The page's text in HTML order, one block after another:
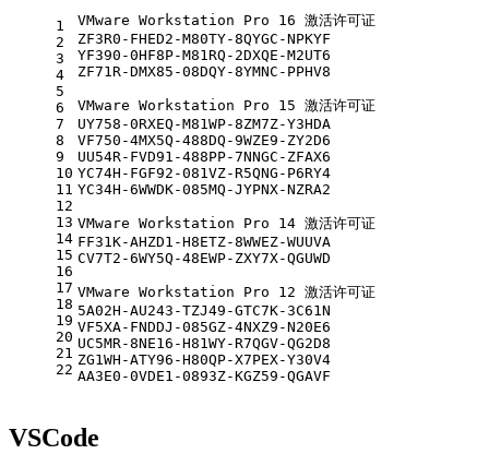
1
2
3
4
5
6
7
8
9
10
11
12
13
14
15
16
17
18
19
20
21
22
VMware Workstation Pro 16 激活许可证
ZF3R0-FHED2-M80TY-8QYGC-NPKYF
YF390-0HF8P-M81RQ-2DXQE-M2UT6
ZF71R-DMX85-08DQY-8YMNC-PPHV8
VMware Workstation Pro 15 激活许可证
UY758-0RXEQ-M81WP-8ZM7Z-Y3HDA
VF750-4MX5Q-488DQ-9WZE9-ZY2D6
UU54R-FVD91-488PP-7NNGC-ZFAX6
YC74H-FGF92-081VZ-R5QNG-P6RY4
YC34H-6WWDK-085MQ-JYPNX-NZRA2
VMware Workstation Pro 14 激活许可证
FF31K-AHZD1-H8ETZ-8WWEZ-WUUVA
CV7T2-6WY5Q-48EWP-ZXY7X-QGUWD
VMware Workstation Pro 12 激活许可证
5A02H-AU243-TZJ49-GTC7K-3C61N
VF5XA-FNDDJ-085GZ-4NXZ9-N20E6
UC5MR-8NE16-H81WY-R7QGV-QG2D8
ZG1WH-ATY96-H80QP-X7PEX-Y30V4
AA3E0-0VDE1-0893Z-KGZ59-QGAVF
VSCode